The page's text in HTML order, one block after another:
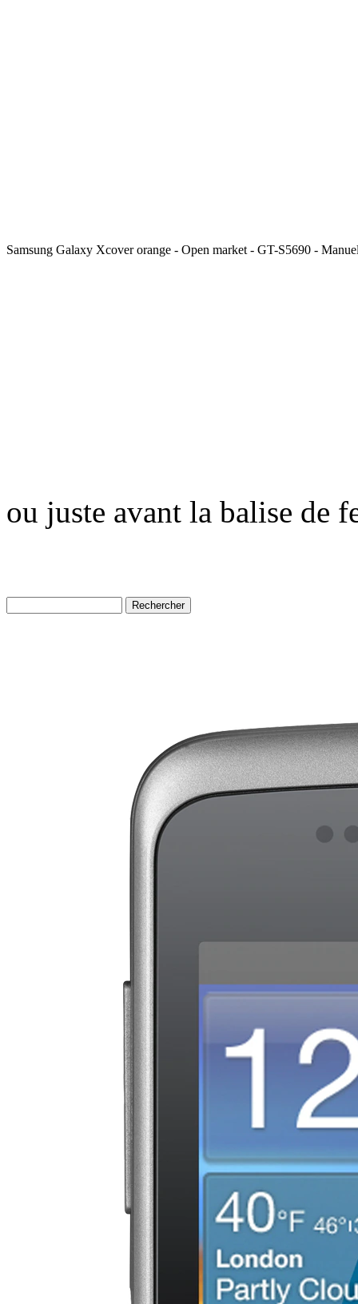
Samsung Galaxy Xcover orange - Open market - GT-S5690 -
ou juste avant la balise de